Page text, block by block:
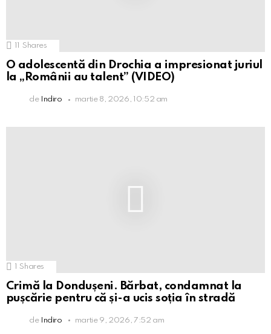
Shares
O adolescentă din Drochia a impresionat juriul
la „Românii au talent” (VIDEO)
de Indiro martie 8, 2026, 10:52 am
1 Shares
Crimă la Dondușeni. Bărbat, condamnat la
pușcărie pentru că și-a ucis soția în stradă
de Indiro martie 9, 2026, 7:52 am